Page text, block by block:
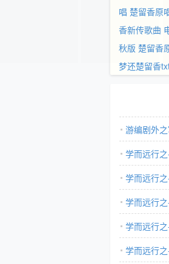
唱 楚留香原
香新传歌曲
秋版 楚留香
梦还楚留香
游编剧外
学而远行
学而远行
学而远行
学而远行
学而远行